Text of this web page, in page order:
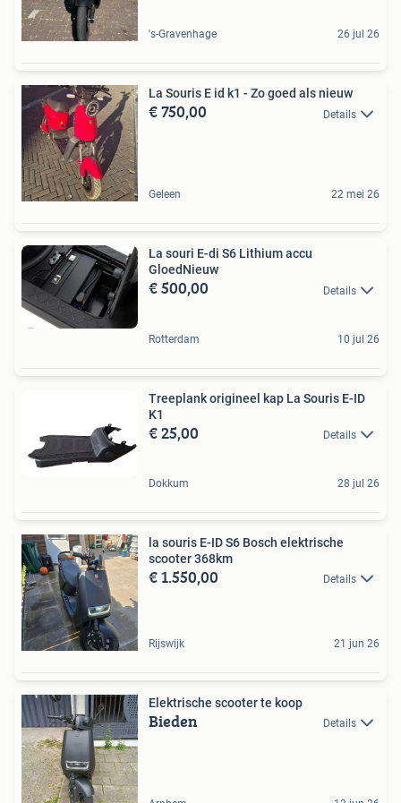
's-Gravenhage 26 jul 26
La Souris E id k1 - Zo goed als nieuw
€ 750,00 Details
Geleen 22 mei 26
La souri E-di S6 Lithium accu
GloedNieuw
€ 500,00 Details
Rotterdam 10 jul 26
Treeplank origineel kap La Souris E-ID
K1
€ 25,00 Details
Dokkum 28 jul 26
la souris E-ID S6 Bosch elektrische
scooter 368km
€ 1.550,00 Details
Rijswijk 21 jun 26
Elektrische scooter te koop
Bieden Details